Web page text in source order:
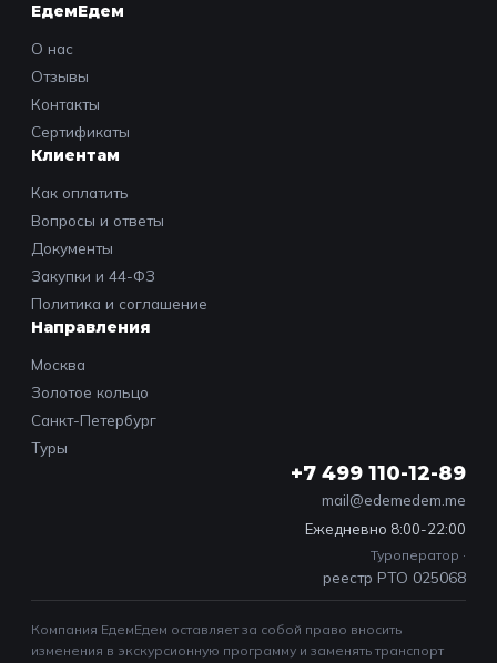
ЕдемЕдем
О нас
Отзывы
Контакты
Сертификаты
Клиентам
Как оплатить
Вопросы и ответы
Документы
Закупки и 44-ФЗ
Политика и соглашение
Направления
Москва
Золотое кольцо
Санкт-Петербург
Туры
+7 499 110-12-89
mail@edemedem.me
Ежедневно 8:00-22:00
Туроператор ·
реестр РТО 025068
Компания ЕдемЕдем оставляет за собой право вносить
изменения в экскурсионную программу и заменять транспорт